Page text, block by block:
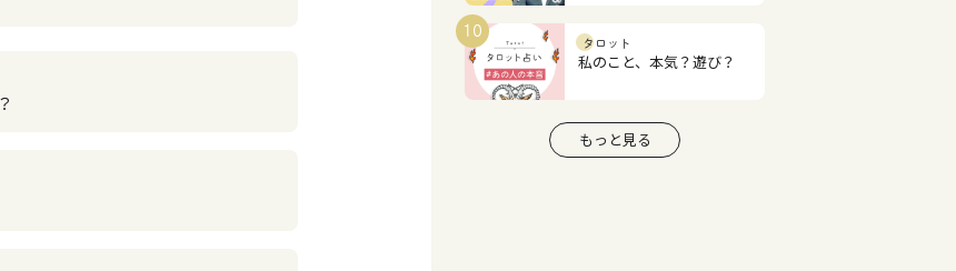
10
タロット
私のこと、本気？遊び？
もっと見る